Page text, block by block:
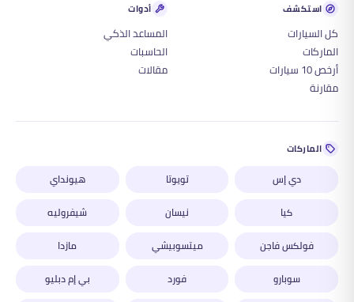
استكشف
كل السيارات
الماركات
أرخص 10 سيارات
مقارنة
أدوات
المساعد الذكي
الحاسبات
مقالات
الماركات
دي إس تويوتا
هيونداي
كيا
نيسان
شيفروليه
فولكس فاجن
ميتسوبيشي
مازدا
سوبارو
فورد
بي إم دبليو